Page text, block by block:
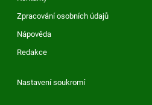
Zpracování osobních údajů
Nápověda
Redakce
Nastavení soukromí